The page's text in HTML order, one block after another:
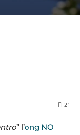
21
” l’ong NO